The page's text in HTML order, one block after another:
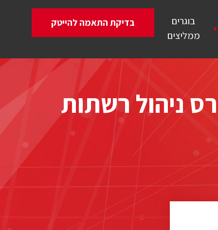
בוגרים
ממליצים
בדיקת התאמה להייטק
ניהול רשתות